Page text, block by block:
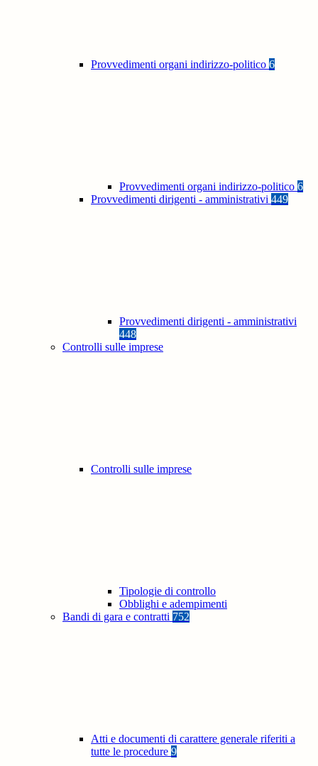
Provvedimenti organi indirizzo-politico 6
Provvedimenti organi indirizzo-politico 6
Provvedimenti dirigenti - amministrativi 449
Provvedimenti dirigenti - amministrativi
448
Controlli sulle imprese
Controlli sulle imprese
Tipologie di controllo
Obblighi e adempimenti
Bandi di gara e contratti 752
Atti e documenti di carattere generale riferiti a
tutte le procedure 9